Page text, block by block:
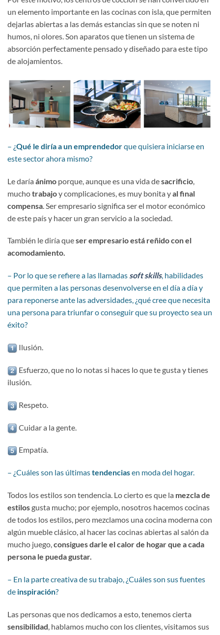
un elemento importante en las cocinas con isla, que permiten
dejarlas abiertas a las demás estancias sin que se noten ni
humos, ni olores. Son aparatos que tienen un sistema de
absorción perfectamente pensado y diseñado para este tipo
de alojamientos.
– ¿Qué le diría a un emprendedorque quisiera iniciarse en
este sector ahora mismo?
Le daría ánimo porque, aunque es una vida desacrificio
muchotrabajoy complicaciones, es muy bonita yal final
compensa . Ser empresario significa ser el motor económico
de este país y hacer un gran servicio a la sociedad.
También le diría queser empresario está reñido con el
acomodamiento.
– Por lo que se refiere a las llamadas soft skills, habilidades
que permiten a las personas desenvolverse en el día a día y
para reponerse ante las adversidades, ¿qué cree que necesita
una persona para triunfar o conseguir que su proyecto sea un
éxito?
Ilusión.
Esfuerzo, que no lo notas si haces lo que te gusta y tienes
ilusión.
Respeto.
Cuidar a la gente.
Empatía.
– ¿Cuáles son las últimastendenciasen moda del hogar.
Todos los estilos son tendencia. Lo cierto es que la mezcla de
estilosgusta mucho; por ejemplo, nosotros hacemos cocinas
de todos los estilos, pero mezclamos una cocina moderna con
algún mueble clásico, al hacer las cocinas abiertas al salón da
mucho juego,consigues darle el calor de hogar que a cada
persona le pueda gustar.
– En la parte creativa de su trabajo, ¿Cuáles son sus fuentes
de inspiración?
Las personas que nos dedicamos a esto, tenemos cierta
sensibilidad , hablamos mucho con los clientes, visitamos sus